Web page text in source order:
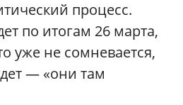
процесс.
по итогам 26 марта,
уже не сомневается,
— «они там